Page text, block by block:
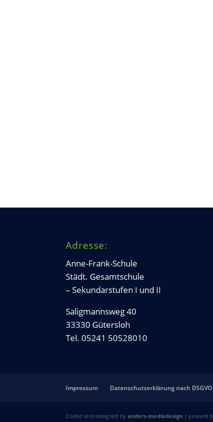
Adresse:
Anne-Frank-Schule
Städt. Gesamtschule
– Sekundarstufen I und II
Saligmannsweg 40
33330 Gütersloh
Tel. 05241 50528010
Impressum Datenschutzerklärung nach DSGVO
Coded and designed byanders-mediadesign | powerd